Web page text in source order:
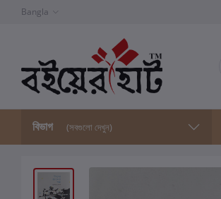
Bangla
বিভাগ (সবগুলো দেখুন)